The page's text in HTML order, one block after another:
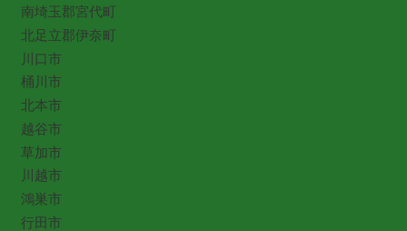
南埼玉郡宮代町
北足立郡伊奈町
川口市
桶川市
北本市
越谷市
草加市
川越市
鴻巣市
行田市